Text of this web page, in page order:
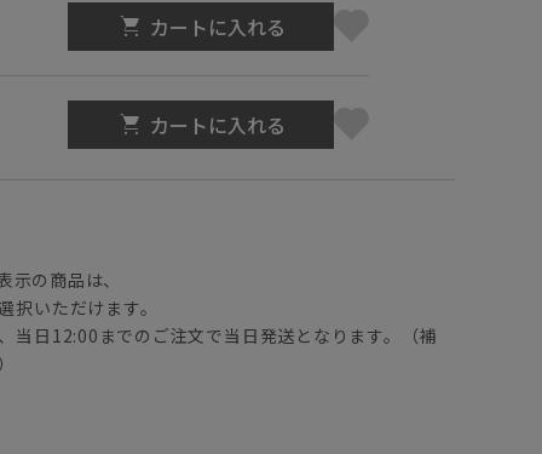
カートに入れる
カートに入れる
示の商品は、
択いただけます。
当日12:00までのご注文で当日発送となります。（補